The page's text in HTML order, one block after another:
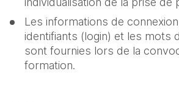
Les informations de
identifiants (login) et les mots
sont fournies lors de la
formation.